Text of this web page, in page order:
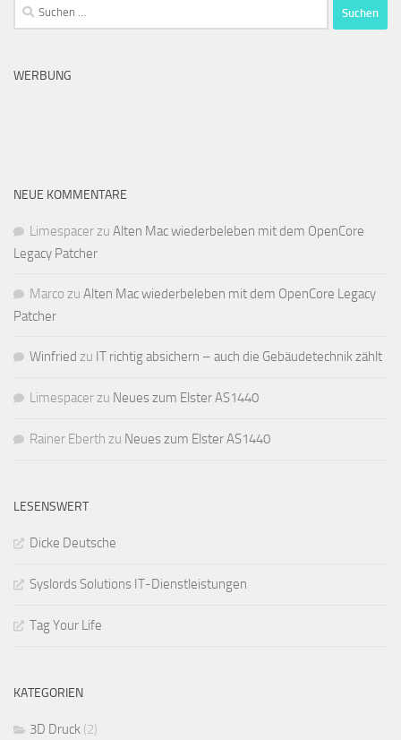
Suchen
nach:
WERBUNG
NEUE KOMMENTARE
Limespacerzu Alten Mac wiederbeleben mit dem OpenCore
Legacy Patcher
Marco zu Alten Mac wiederbeleben mit dem OpenCore Legacy
Patcher
Winfried zu IT richtig absichern – auch die Gebäudetechnik zählt
Limespacerzu Neues zum Elster AS1440
Rainer Eberth zu Neues zum Elster AS1440
LESENSWERT
Dicke Deutsche
Syslords Solutions IT-Dienstleistungen
Tag Your Life
KATEGORIEN
3D Druck (2)